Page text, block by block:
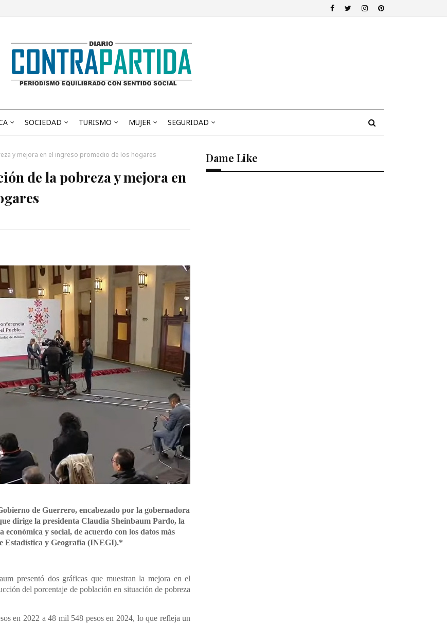
SOCIEDAD TURISMO MUJER SEGURIDAD
y mejora en el ingreso promedio de los hogares
de la pobreza y mejora en
de Guerrero, encabezado por la gobernadora
dirige la presidenta Claudia Sheinbaum Pardo, la
y social, de acuerdo con los datos más
Estadística y Geografía (INEGI).*
presentó dos gráficas que muestran la mejora en el
del porcentaje de población en situación de pobreza
en 2022 a 48 mil 548 pesos en 2024, lo que refleja un
Dame Like